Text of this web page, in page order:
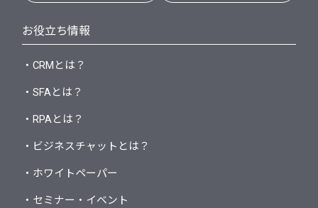
お役立ち情報
・CRMとは？
・SFAとは？
・RPAとは？
・ビジネスチャットとは？
・ホワイトペーパー
・セミナー・イベント